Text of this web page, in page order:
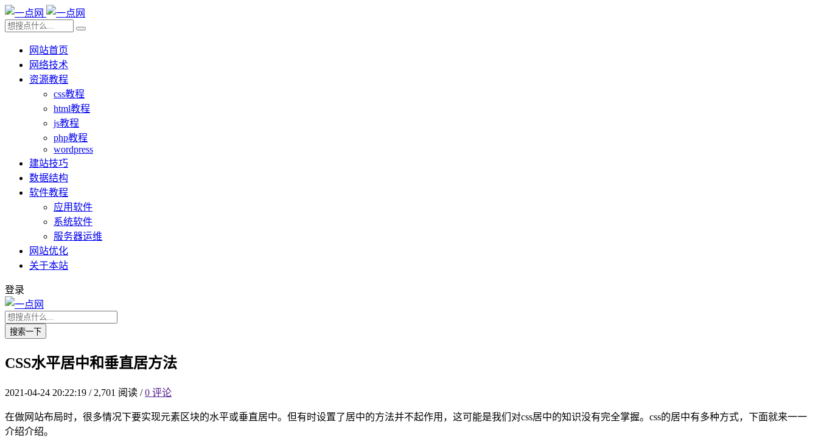
网站首页
网络技术
资源教程
css教程
html教程
js教程
php教程
wordpress
建站技巧
数据结构
软件教程
应用软件
系统软件
服务器运维
网站优化
关于本站
登录
搜索一下
CSS水平居中和垂直居方法
2021-04-24 20:22:19 /2,701 阅读 / 0 评论
在做网站布局时，很多情况下要实现元素区块的水平或垂直居中。但有时设置了居中的方法并不起作用，这可能是我们对css居中的知识没有完全掌握。css的居中有多种方式，下面就来一一
介绍介绍。